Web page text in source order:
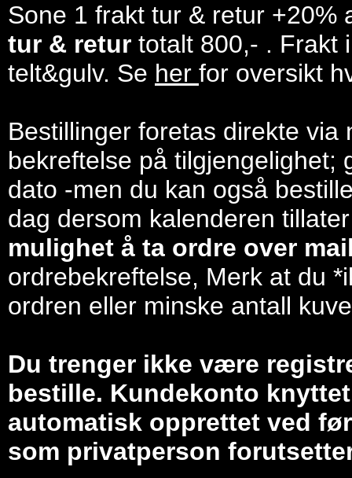
Sone 1 frakt tur & retur +20%
tur & retur totalt 800,- . Frakt
telt&gulv. Se her for oversikt
Bestillinger foretas direkte
bekreftelse på tilgjengelighet;
dato -men du kan også
dag dersom kalenderen
mulighet å ta ordre over
ordrebekreftelse, Merk at du
ordren eller minske antall
Du trenger ikke være
bestille. Kundekonto
automatisk opprettet ved
som privatperson